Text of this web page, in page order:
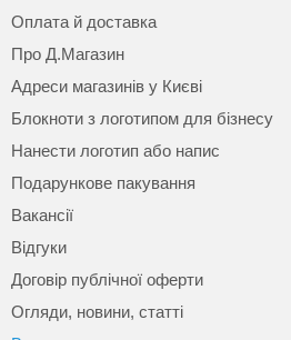
Оплата й доставка
Про Д.Магазин
Адреси магазинів у Києві
Блокноти з логотипом для бізнесу
Нанести логотип або напис
Подарункове пакування
Вакансії
Відгуки
Договір публічної оферти
Огляди, новини, статті